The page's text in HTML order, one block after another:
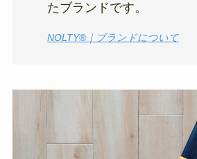
たブランドです。
NOLTY®｜ブランドについて